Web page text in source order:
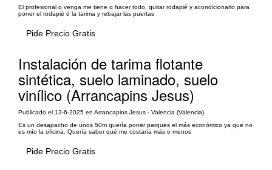
El profesional q venga me tiene q hacer todo, quitar rodapié y acondicionarlo para
poner el rodapié d la tarima y rebajar las puertas
Pide Precio Gratis
Instalación de tarima flotante
sintética, suelo laminado, suelo
vinílico (Arrancapins Jesus)
Publicado el 13-6-2025 en Arrancapins Jesus - Valencia (Valencia)
Es un desapacho de unos 50m quería poner parques el más económico ya que no
es mío la oficina. Quería saber qué me costaría más o menos
Pide Precio Gratis